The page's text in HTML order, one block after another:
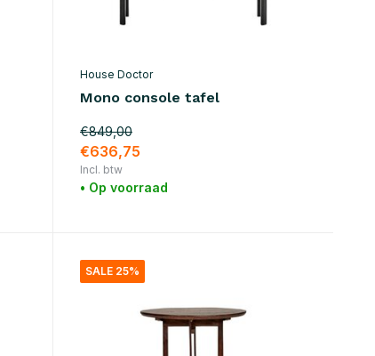
House Doctor
Mono console tafel
€849,00
€636,75
Incl. btw
• Op voorraad
SALE 25%